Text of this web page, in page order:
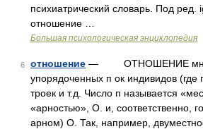
психиатрический словарь. Под ред.
отношение …
Большая психологическая энциклопедия
6 отношение — ОТНОШЕНИЕ
упорядоченных п ок индивидов (где
троек и т.д. Число п называется
«арностью», О. и, соответственно,
арном) О. Так, например,